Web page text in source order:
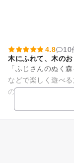
4.8
10
木にふれて、木の
「ふじさんのぬく
などで楽しく遊べ
の木製おもちゃが
海をイメージした